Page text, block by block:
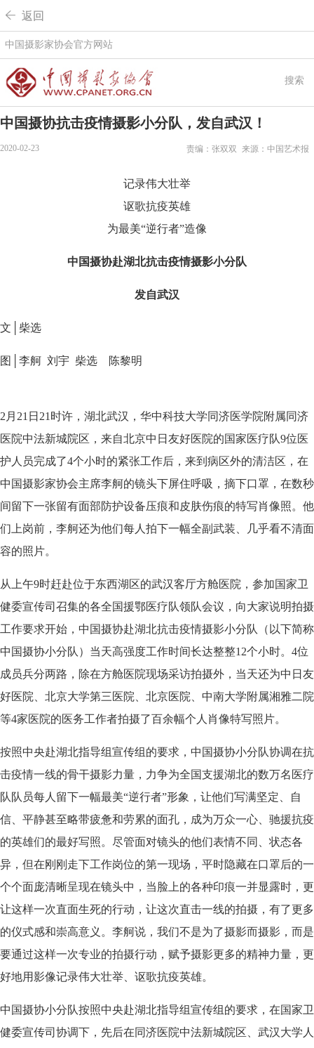
 返回
中国摄影家协会官方网站
搜索
中国摄协抗击疫情摄影小分队，发自武汉！
2020-02-23 来源：中国艺术报
责编：张双双
记录伟大壮举
讴歌抗疫英雄
为最美“逆行者”造像
中国摄协赴湖北抗击疫情摄影小分队
发自武汉
文│柴选
图│李舸 刘宇 柴选 陈黎明
2月21日21时许，湖北武汉，华中科技大学同济医学院附属同济
医院中法新城院区，来自北京中日友好医院的国家医疗队9位医
护人员完成了4个小时的紧张工作后，来到病区外的清洁区，在
中国摄影家协会主席李舸的镜头下屏住呼吸，摘下口罩，在数秒
间留下一张留有面部防护设备压痕和皮肤伤痕的特写肖像照。他
们上岗前，李舸还为他们每人拍下一幅全副武装、几乎看不清面
容的照片。
从上午9时赶赴位于东西湖区的武汉客厅方舱医院，参加国家卫
健委宣传司召集的各全国援鄂医疗队领队会议，向大家说明拍摄
工作要求开始，中国摄协赴湖北抗击疫情摄影小分队（以下简称
中国摄协小分队）当天高强度工作时间长达整整12个小时。4位
成员兵分两路，除在方舱医院现场采访拍摄外，当天还为中日友
好医院、北京大学第三医院、北京医院、中南大学附属湘雅二院
等4家医院的医务工作者拍摄了百余幅个人肖像特写照片。
按照中央赴湖北指导组宣传组的要求，中国摄协小分队协调在抗
击疫情一线的骨干摄影力量，力争为全国支援湖北的数万名医疗
队队员每人留下一幅最美“逆行者”形象，让他们写满坚定、自
信、平静甚至略带疲惫和劳累的面孔，成为万众一心、驰援抗疫
的英雄们的最好写照。尽管面对镜头的他们表情不同、状态各
异，但在刚刚走下工作岗位的第一现场，平时隐藏在口罩后的一
个个面庞清晰呈现在镜头中，当脸上的各种印痕一并显露时，更
让这样一次直面生死的行动，让这次直击一线的拍摄，有了更多
的仪式感和崇高意义。李舸说，我们不是为了摄影而摄影，而是
要通过这样一次专业的拍摄行动，赋予摄影更多的精神力量，更
好地用影像记录伟大壮举、讴歌抗疫英雄。
中国摄协小分队按照中央赴湖北指导组宣传组的要求，在国家卫
健委宣传司协调下，先后在同济医院中法新城院区、武汉大学人